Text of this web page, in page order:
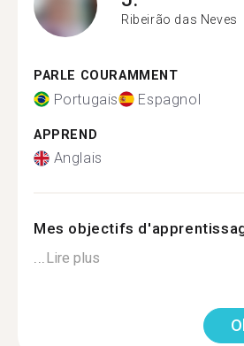
Ribeirão das Neves
PARLE COURAMMENT
Portugais Espagnol
APPREND
Anglais
Mes objectifs
...Lire plus